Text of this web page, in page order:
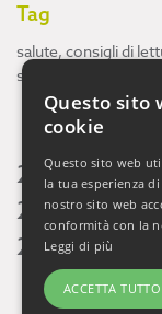
Tag
salute, consigli di
scienza
2026 2025
2020 2019
2014 2013
Questo sito
cookie
Questo sito web
la tua esperienza
nostro sito web
conformità con la
Leggi di più
ACCETTA TUTTO